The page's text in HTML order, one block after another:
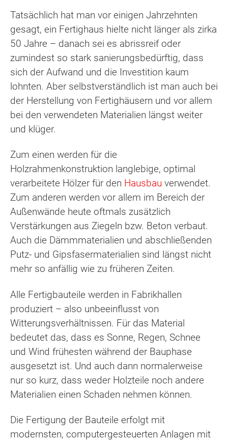
Tatsächlich hat man vor einigen Jahrzehnten
gesagt, ein Fertighaus hielte nicht länger als zirka
50 Jahre – danach sei es abrissreif oder
zumindest so stark sanierungsbedürftig, dass
sich der Aufwand und die Investition kaum
lohnten. Aber selbstverständlich ist man auch bei
der Herstellung von Fertighäusern und vor allem
bei den verwendeten Materialien längst weiter
und klüger.
Zum einen werden für die
Holzrahmenkonstruktion langlebige, optimal
verarbeitete Hölzer für den Hausbau verwendet.
Zum anderen werden vor allem im Bereich der
Außenwände heute oftmals zusätzlich
Verstärkungen aus Ziegeln bzw. Beton verbaut.
Auch die Dämmmaterialien und abschließenden
Putz- und Gipsfasermaterialien sind längst nicht
mehr so anfällig wie zu früheren Zeiten.
Alle Fertigbauteile werden in Fabrikhallen
produziert – also unbeeinflusst von
Witterungsverhältnissen. Für das Material
bedeutet das, dass es Sonne, Regen, Schnee
und Wind frühesten während der Bauphase
ausgesetzt ist. Und auch dann normalerweise
nur so kurz, dass weder Holzteile noch andere
Materialien einen Schaden nehmen können.
Die Fertigung der Bauteile erfolgt mit
modernsten, computergesteuerten Anlagen mit